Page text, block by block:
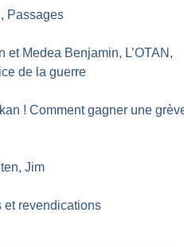
Passages
et Medea Benjamin, L’OTAN,
de la guerre
! Comment gagner une
Jim
et revendications